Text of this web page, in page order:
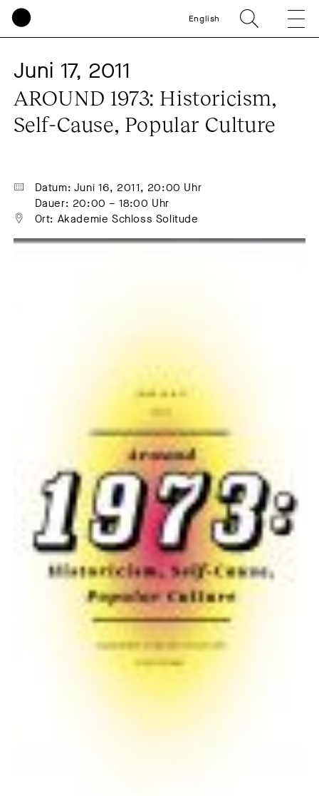
English
Juni 17, 2011
AROUND 1973: Historicism,
Self-Cause, Popular Culture
Datum: Juni 16, 2011, 20:00 Uhr
Dauer: 20:00 – 18:00 Uhr
Ort: Akademie Schloss Solitude